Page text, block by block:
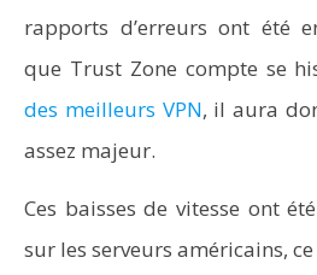
rapports d’erreurs ont été
que Trust Zone compte se
des meilleurs VPN, il aura
assez majeur.
Ces baisses de vitesse ont
sur les serveurs américains,